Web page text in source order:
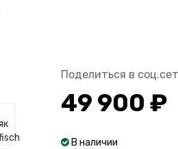
Поделиться в
49 900 ₽
В наличии